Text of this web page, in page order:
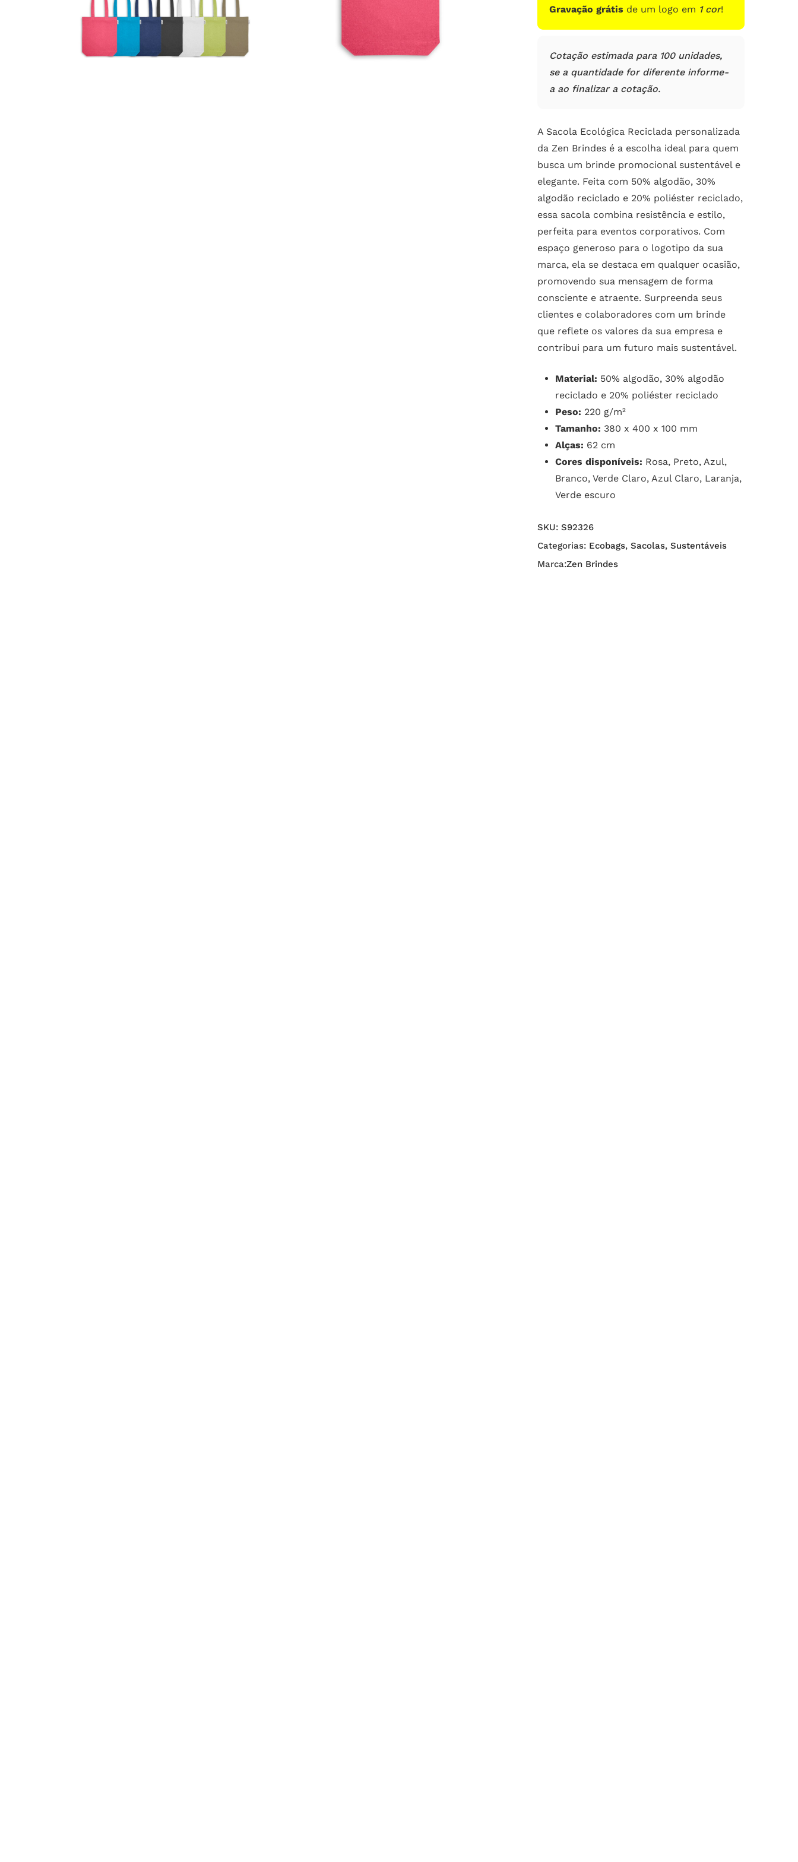
Gravação grátis de um logo em 1 cor!
Cotação estimada para 100 unidades,
se a quantidade for diferente informe-
a ao finalizar a cotação.
A Sacola Ecológica Reciclada personalizada
da Zen Brindes é a escolha ideal para quem
busca um brinde promocional sustentável e
elegante. Feita com 50% algodão, 30%
algodão reciclado e 20% poliéster reciclado,
essa sacola combina resistência e estilo,
perfeita para eventos corporativos. Com
espaço generoso para o logotipo da sua
marca, ela se destaca em qualquer ocasião,
promovendo sua mensagem de forma
consciente e atraente. Surpreenda seus
clientes e colaboradores com um brinde
que reflete os valores da sua empresa e
contribui para um futuro mais sustentável.
Material: 50% algodão, 30% algodão
reciclado e 20% poliéster reciclado
Peso: 220 g/m²
Tamanho: 380 x 400 x 100 mm
Alças: 62 cm
Cores disponíveis: Rosa, Preto, Azul,
Branco, Verde Claro, Azul Claro, Laranja,
Verde escuro
SKU: S92326
Categorias: Ecobags, Sacolas, Sustentáveis
Marca:Zen Brindes